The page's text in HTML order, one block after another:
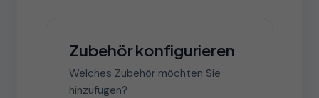
Zubehör konfigurieren
Welches Zubehör möchten Sie
hinzufügen?